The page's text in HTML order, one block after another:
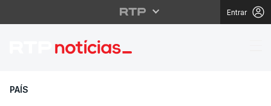
Entrar
Anadia pede ao
PAÍS